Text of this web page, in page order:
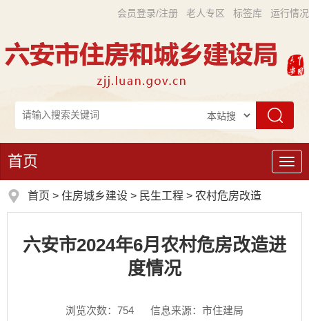
会员登录/注册 老人专区 标签库 运行情况
导
航
首页
首页 > 住房城乡建设 > 民生工程 > 农村危房改造
六安市2024年6月农村危房改造进
度情况
浏览次数： 754
信息来源：市住建局